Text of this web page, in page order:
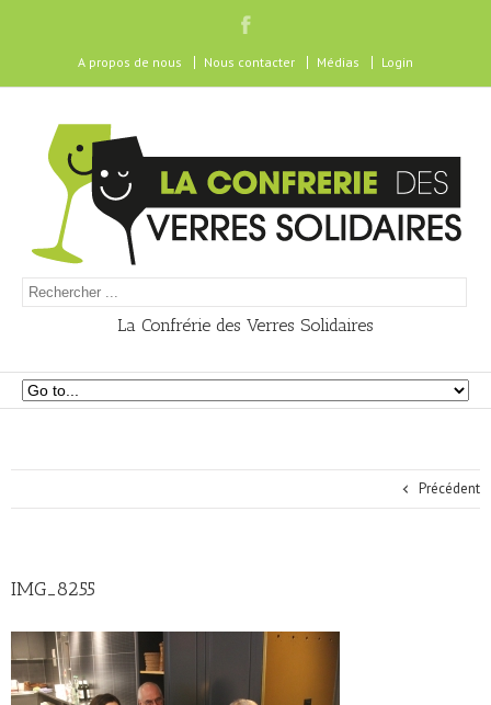
A propos de nous Nous contacter Médias Login
La Confrérie des Verres Solidaires
Précédent
IMG_8255